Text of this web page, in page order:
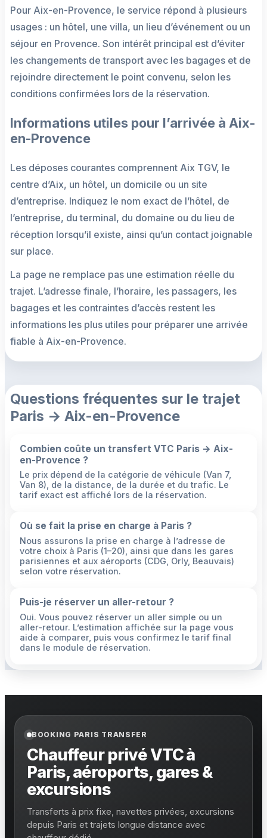
Pour Aix-en-Provence, le service répond à plusieurs
usages : un hôtel, une villa, un lieu d’événement ou un
séjour en Provence. Son intérêt principal est d’éviter
les changements de transport avec les bagages et de
rejoindre directement le point convenu, selon les
conditions confirmées lors de la réservation.
Informations utiles pour l’arrivée à Aix-
en-Provence
Les déposes courantes comprennent Aix TGV, le
centre d’Aix, un hôtel, un domicile ou un site
d’entreprise. Indiquez le nom exact de l’hôtel, de
l’entreprise, du terminal, du domaine ou du lieu de
réception lorsqu’il existe, ainsi qu’un contact joignable
sur place.
La page ne remplace pas une estimation réelle du
trajet. L’adresse finale, l’horaire, les passagers, les
bagages et les contraintes d’accès restent les
informations les plus utiles pour préparer une arrivée
fiable à Aix-en-Provence.
Questions fréquentes sur le trajet
Paris → Aix-en-Provence
Combien coûte un transfert VTC Paris → Aix-
en-Provence ?
Le prix dépend de la catégorie de véhicule (Van 7,
Van 8), de la distance, de la durée et du trafic. Le
tarif exact est affiché lors de la réservation.
Où se fait la prise en charge à Paris ?
Nous assurons la prise en charge à l’adresse de
votre choix à Paris (1–20), ainsi que dans les gares
parisiennes et aux aéroports (CDG, Orly, Beauvais)
selon votre réservation.
Puis-je réserver un aller-retour ?
Oui. Vous pouvez réserver un aller simple ou un
aller-retour. L’estimation affichée sur la page vous
aide à comparer, puis vous confirmez le tarif final
dans le module de réservation.
BOOKING PARIS TRANSFER
Chauffeur privé VTC à
Paris, aéroports, gares &
excursions
Transferts à prix fixe, navettes privées, excursions
depuis Paris et trajets longue distance avec